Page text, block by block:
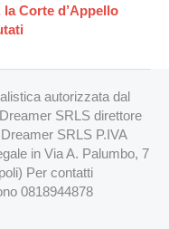
Corte d’Appello
autorizzata dal
SRLS direttore
SRLS P.IVA
in Via A. Palumbo, 7
Per contatti
0818944878